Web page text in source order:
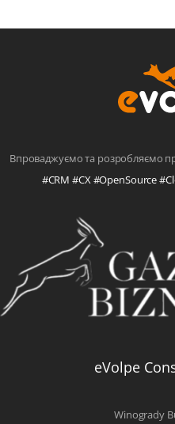
Впроваджуємо та розробляємо
#CRM #CX #OpenSource
eVolpe
Winogrady